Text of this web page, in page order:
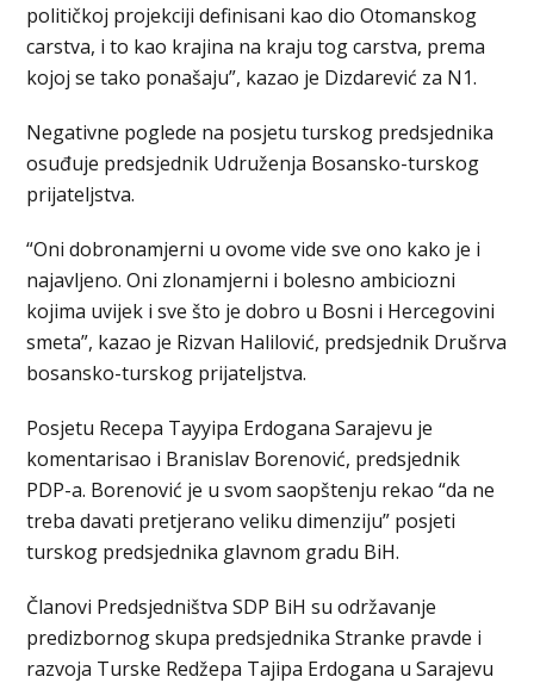
političkoj projekciji definisani kao dio Otomanskog
carstva, i to kao krajina na kraju tog carstva, prema
kojoj se tako ponašaju”, kazao je Dizdarević za N1.
Negativne poglede na posjetu turskog predsjednika
osuđuje predsjednik Udruženja Bosansko-turskog
prijateljstva.
“Oni dobronamjerni u ovome vide sve ono kako je i
najavljeno. Oni zlonamjerni i bolesno ambiciozni
kojima uvijek i sve što je dobro u Bosni i Hercegovini
smeta”, kazao je Rizvan Halilović, predsjednik Drušrva
bosansko-turskog prijateljstva.
Posjetu Recepa Tayyipa Erdogana Sarajevu je
komentarisao i Branislav Borenović, predsjednik
PDP-a. Borenović je u svom saopštenju rekao “da ne
treba davati pretjerano veliku dimenziju” posjeti
turskog predsjednika glavnom gradu BiH.
Članovi Predsjedništva SDP BiH su održavanje
predizbornog skupa predsjednika Stranke pravde i
razvoja Turske Redžepa Tajipa Erdogana u Sarajevu